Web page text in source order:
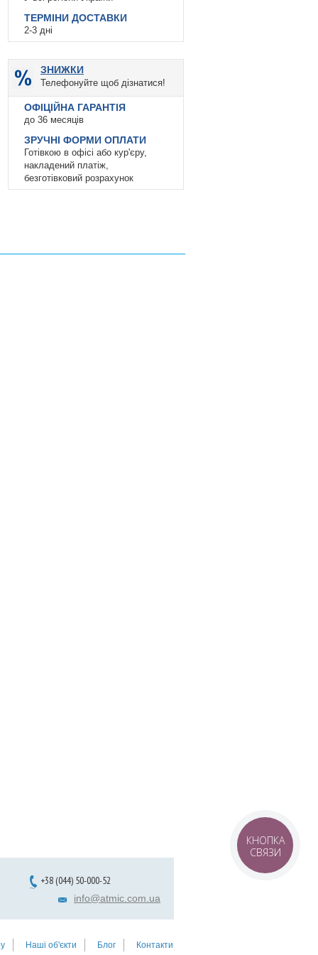
ТЕРМІНИ ДОСТАВКИ
2-3 дні
ЗНИЖКИ
Телефонуйте щоб дізнатися!
ОФІЦІЙНА ГАРАНТІЯ
до 36 месяців
ЗРУЧНІ ФОРМИ ОПЛАТИ
Готівкою в офісі або кур'єру,
накладений платіж,
безготівковий розрахунок
+38 (044) 50-000-52
info@atmic.com.ua
Наші об'єкти Блог Контакти
КНОПКА
СВЯЗИ